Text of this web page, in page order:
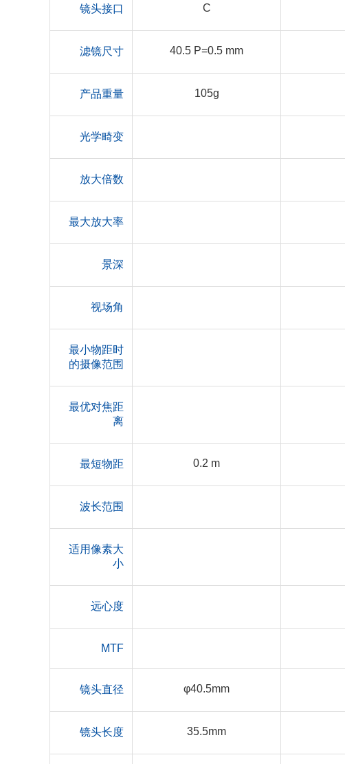
镜头接口
滤镜尺寸
产品重量
光学畸变
放大倍数
最大放大率
景深
视场角
最小物距时
的摄像范围
最优对焦距
离
最短物距
波长范围
适用像素大
小
远心度
MTF
镜头直径
镜头长度
C
40.5 P=0.5 mm
105g
0.2 m
φ40.5mm
35.5mm